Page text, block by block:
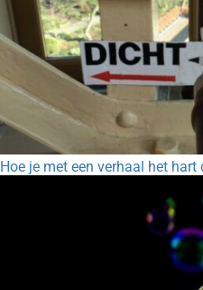
Hoe je met een verhaal het